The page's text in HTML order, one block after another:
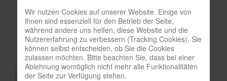
Archivierte Meldungen-News archive
Wir nutzen Cookies auf unserer Website. Einige von
ihnen sind essenziell für den Betrieb der Seite,
während andere uns helfen, diese Website und die
Nutzererfahrung zu verbessern (Tracking Cookies). Sie
können selbst entscheiden, ob Sie die Cookies
zulassen möchten. Bitte beachten Sie, dass bei einer
Ablehnung womöglich nicht mehr alle Funktionalitäten
der Seite zur Verfügung stehen.